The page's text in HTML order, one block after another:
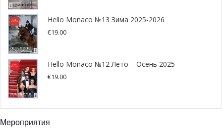
марке место для проведения презентаций и показов.
Надеемся, Monaco Luxury Group будет иметь в Монте-
Карло такой же сенсационный успех, которого добился
Bugatti на мировой премьере Широна в Женеве на
Международном Автосалоне», — продолжает Стефан.
Hello Monaco №13 Зима 2025-2026
€19.00
Hello Monaco №12 Лето – Осень 2025
€19.00
Мероприятия